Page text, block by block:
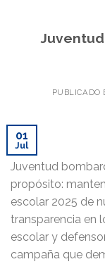
PUBLICADO
01
Jul
Juventud
propósito:
escolar 2025 de
transparencia en
escolar y
campaña que